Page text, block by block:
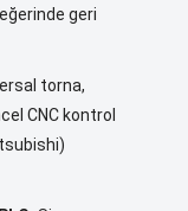
geri
torna,
CNC kontrol